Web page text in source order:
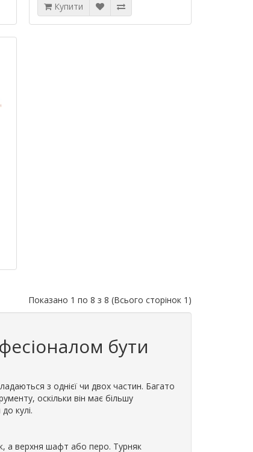
Купити
Показано 1 по 8 з 8 (Всього сторінок 1)
бути
з однієї чи двох частин. Багато
оскільки він має більшу
кулі.
а верхня шафт або перо. Турняк